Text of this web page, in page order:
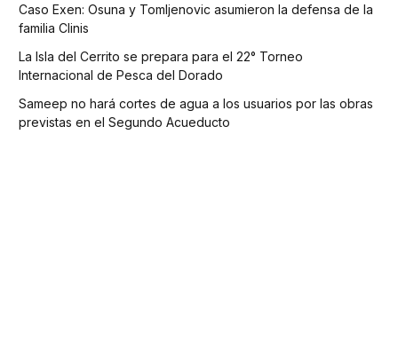
Caso Exen: Osuna y Tomljenovic asumieron la defensa de la
familia Clinis
La Isla del Cerrito se prepara para el 22° Torneo
Internacional de Pesca del Dorado
Sameep no hará cortes de agua a los usuarios por las obras
previstas en el Segundo Acueducto